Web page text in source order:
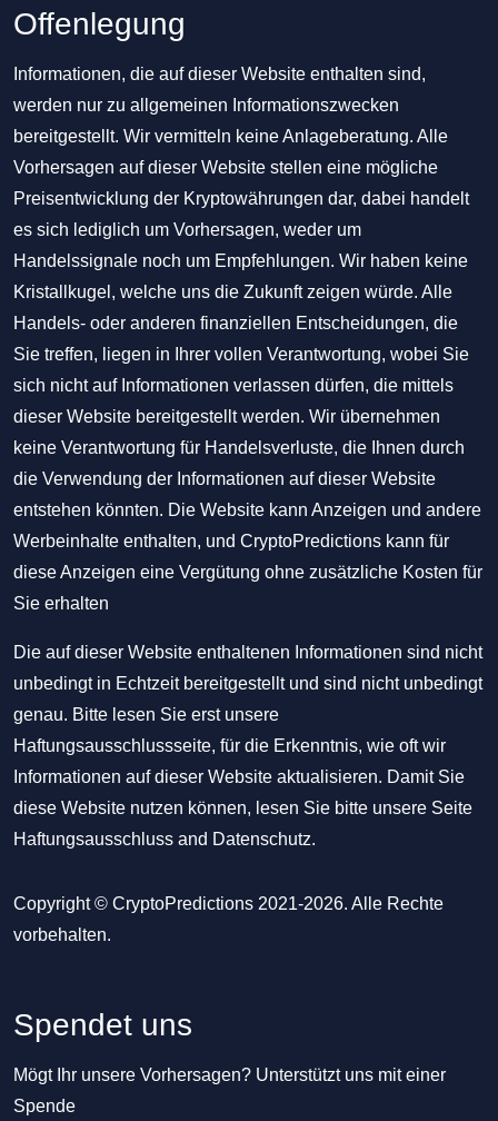
Offenlegung
Informationen, die auf dieser Website enthalten sind,
werden nur zu allgemeinen Informationszwecken
bereitgestellt. Wir vermitteln keine Anlageberatung. Alle
Vorhersagen auf dieser Website stellen eine mögliche
Preisentwicklung der Kryptowährungen dar, dabei handelt
es sich lediglich um Vorhersagen, weder um
Handelssignale noch um Empfehlungen. Wir haben keine
Kristallkugel, welche uns die Zukunft zeigen würde. Alle
Handels- oder anderen finanziellen Entscheidungen, die
Sie treffen, liegen in Ihrer vollen Verantwortung, wobei Sie
sich nicht auf Informationen verlassen dürfen, die mittels
dieser Website bereitgestellt werden. Wir übernehmen
keine Verantwortung für Handelsverluste, die Ihnen durch
die Verwendung der Informationen auf dieser Website
entstehen könnten. Die Website kann Anzeigen und andere
Werbeinhalte enthalten, und CryptoPredictions kann für
diese Anzeigen eine Vergütung ohne zusätzliche Kosten für
Sie erhalten
Die auf dieser Website enthaltenen Informationen sind nicht
unbedingt in Echtzeit bereitgestellt und sind nicht unbedingt
genau. Bitte lesen Sie erst unsere
Haftungsausschlussseite, für die Erkenntnis, wie oft wir
Informationen auf dieser Website aktualisieren. Damit Sie
diese Website nutzen können, lesen Sie bitte unsere Seite
Haftungsausschluss and Datenschutz.
Copyright © CryptoPredictions 2021-2026. Alle Rechte
vorbehalten.
Spendet uns
Mögt Ihr unsere Vorhersagen? Unterstützt uns mit einer
Spende